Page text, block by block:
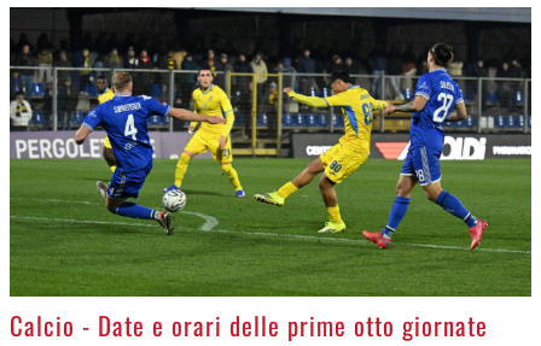
>
Calcio - Date e orari delle prime otto giornate